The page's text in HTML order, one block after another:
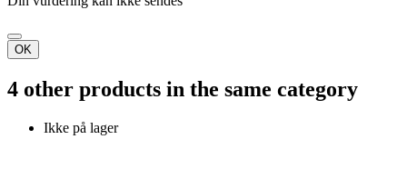
OK
4 other products in the same category
Ikke på lager